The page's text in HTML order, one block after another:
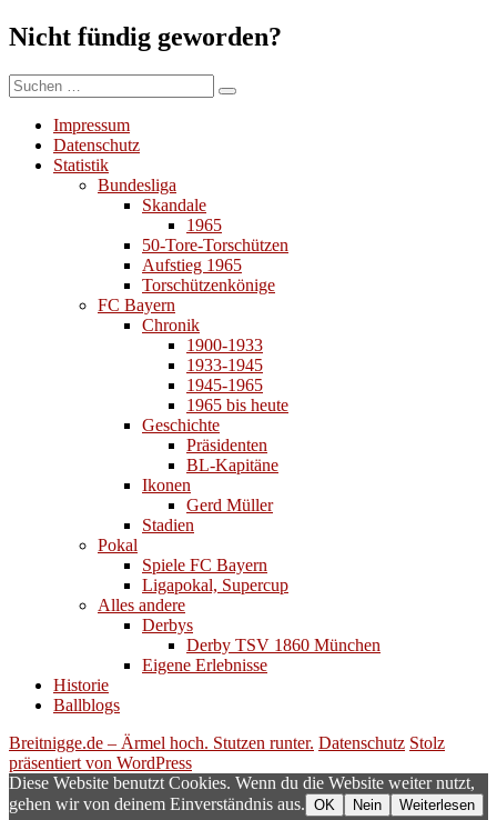
Nicht fündig geworden?
Suchen
nach:
Suchen
Impressum
Datenschutz
Statistik
Bundesliga
Skandale
1965
50-Tore-Torschützen
Aufstieg 1965
Torschützenkönige
FC Bayern
Chronik
1900-1933
1933-1945
1945-1965
1965 bis heute
Geschichte
Präsidenten
BL-Kapitäne
Ikonen
Gerd Müller
Stadien
Pokal
Spiele FC Bayern
Ligapokal, Supercup
Alles andere
Derbys
Derby TSV 1860 München
Eigene Erlebnisse
Historie
Ballblogs
Breitnigge.de – Ärmel hoch. Stutzen runter. Datenschutz Stolz
präsentiert von WordPress
Diese Website benutzt Cookies. Wenn du die Website weiter nutzt,
gehen wir von deinem Einverständnis aus. OK Nein Weiterlesen